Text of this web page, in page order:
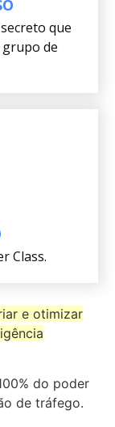
que
de
Class.
e otimizar
do poder
de tráfego.